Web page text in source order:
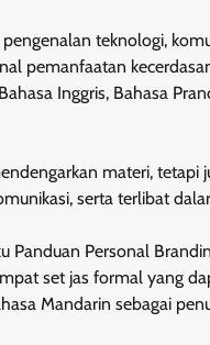
teknologi,
pemanfaatan
Inggris, Bahasa
materi,
serta terlibat
Panduan Personal
set jas formal yang
Mandarin sebagai